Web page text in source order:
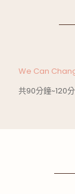
We Can
共90分鐘~120